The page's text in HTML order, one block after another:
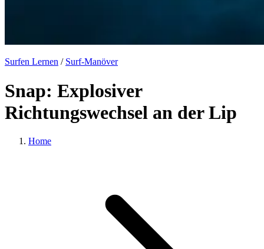
Surfen Lernen / Surf-Manöver
Snap: Explosiver
Richtungswechsel an der Lip
Home